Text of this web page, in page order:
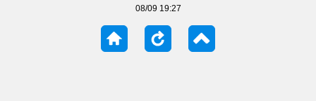
08/09 19:27